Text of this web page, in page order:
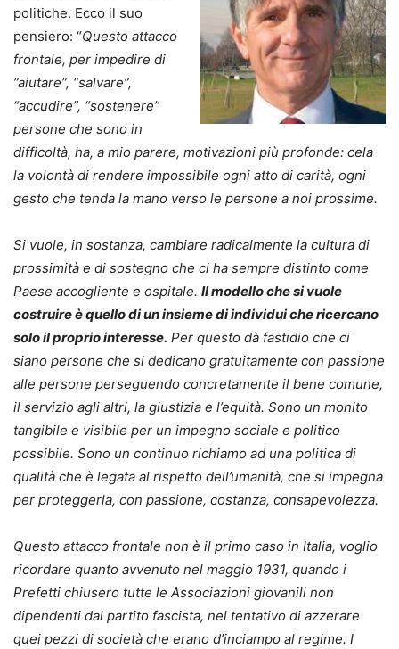
politiche. Ecco il suo
pensiero: “Questo attacco
frontale, per impedire di
”aiutare”, “salvare”,
“accudire”, “sostenere”
persone che sono in
difficoltà, ha, a mio parere, motivazioni più profonde: cela
la volontà di rendere impossibile ogni atto di carità, ogni
gesto che tenda la mano verso le persone a noi prossime.
Si vuole, in sostanza, cambiare radicalmente la cultura di
prossimità e di sostegno che ci ha sempre distinto come
Paese accogliente e ospitale. Il modello che si vuole
costruire è quello di un insieme di individui che ricercano
solo il proprio interesse. Per questo dà fastidio che ci
siano persone che si dedicano gratuitamente con passione
alle persone perseguendo concretamente il bene comune,
il servizio agli altri, la giustizia e l’equità. Sono un monito
tangibile e visibile per un impegno sociale e politico
possibile. Sono un continuo richiamo ad una politica di
qualità che è legata al rispetto dell’umanità, che si impegna
per proteggerla, con passione, costanza, consapevolezza.
Questo attacco frontale non è il primo caso in Italia, voglio
ricordare quanto avvenuto nel maggio 1931, quando i
Prefetti chiusero tutte le Associazioni giovanili non
dipendenti dal partito fascista, nel tentativo di azzerare
quei pezzi di società che erano d’inciampo al regime. I